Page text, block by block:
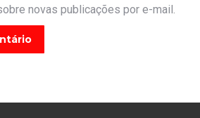
novas publicações por e-mail.